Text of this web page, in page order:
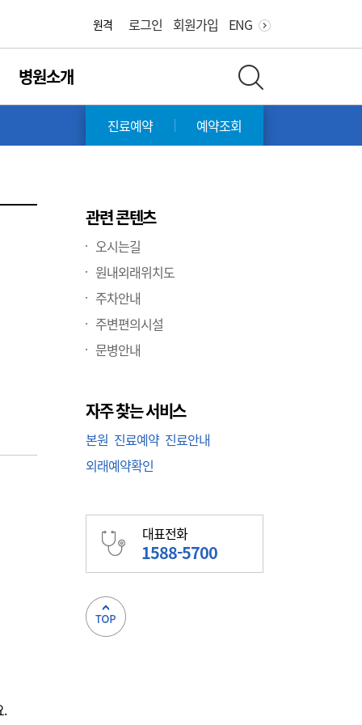
원격 로그인 회원가입 ENG
병원소개
진료예약 예약조회
.
관련 콘텐츠
오시는길
원내외래위치도
주차안내
주변편의시설
문병안내
자주 찾는 서비스
본원 진료예약 진료안내
외래예약확인
대표전화
1588-5700